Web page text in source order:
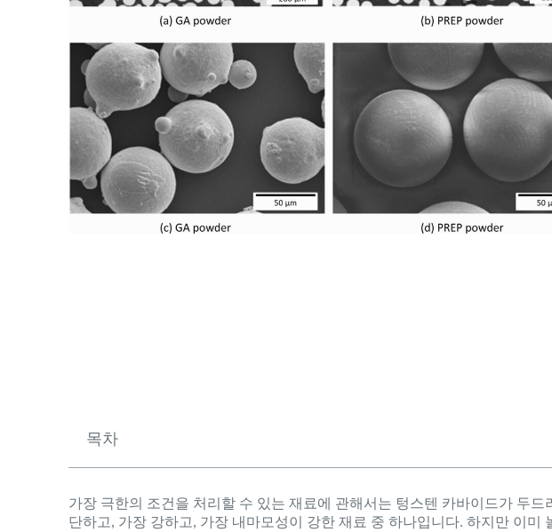
목차
가장 극한의 조건을 처리할 수 있는 재료에 관해서는 텅스텐 카바이드가 두
단하고, 가장 강하고, 가장 내마모성이 강한 재료 중 하나입니다. 하지만 이미